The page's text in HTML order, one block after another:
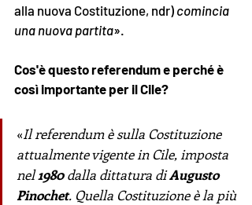
alla nuova Costituzione, ndr) comincia
una nuova partita».
Cos'è questo referendum e perché è
così importante per il Cile?
«Il referendum è sulla Costituzione
attualmente vigente in Cile, imposta
nel 1980 dalla dittatura di Augusto
Pinochet. Quella Costituzione è la più